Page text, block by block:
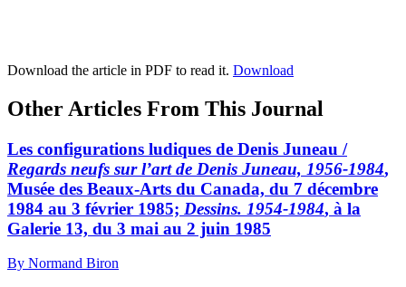
Download the article in PDF to read it. Download
Other Articles From This Journal
Les configurations ludiques de Denis Juneau /
Regards neufs sur l’art de Denis Juneau, 1956-1984,
Musée des Beaux-Arts du Canada, du 7 décembre
1984 au 3 février 1985; Dessins. 1954-1984, à la
Galerie 13, du 3 mai au 2 juin 1985
By Normand Biron